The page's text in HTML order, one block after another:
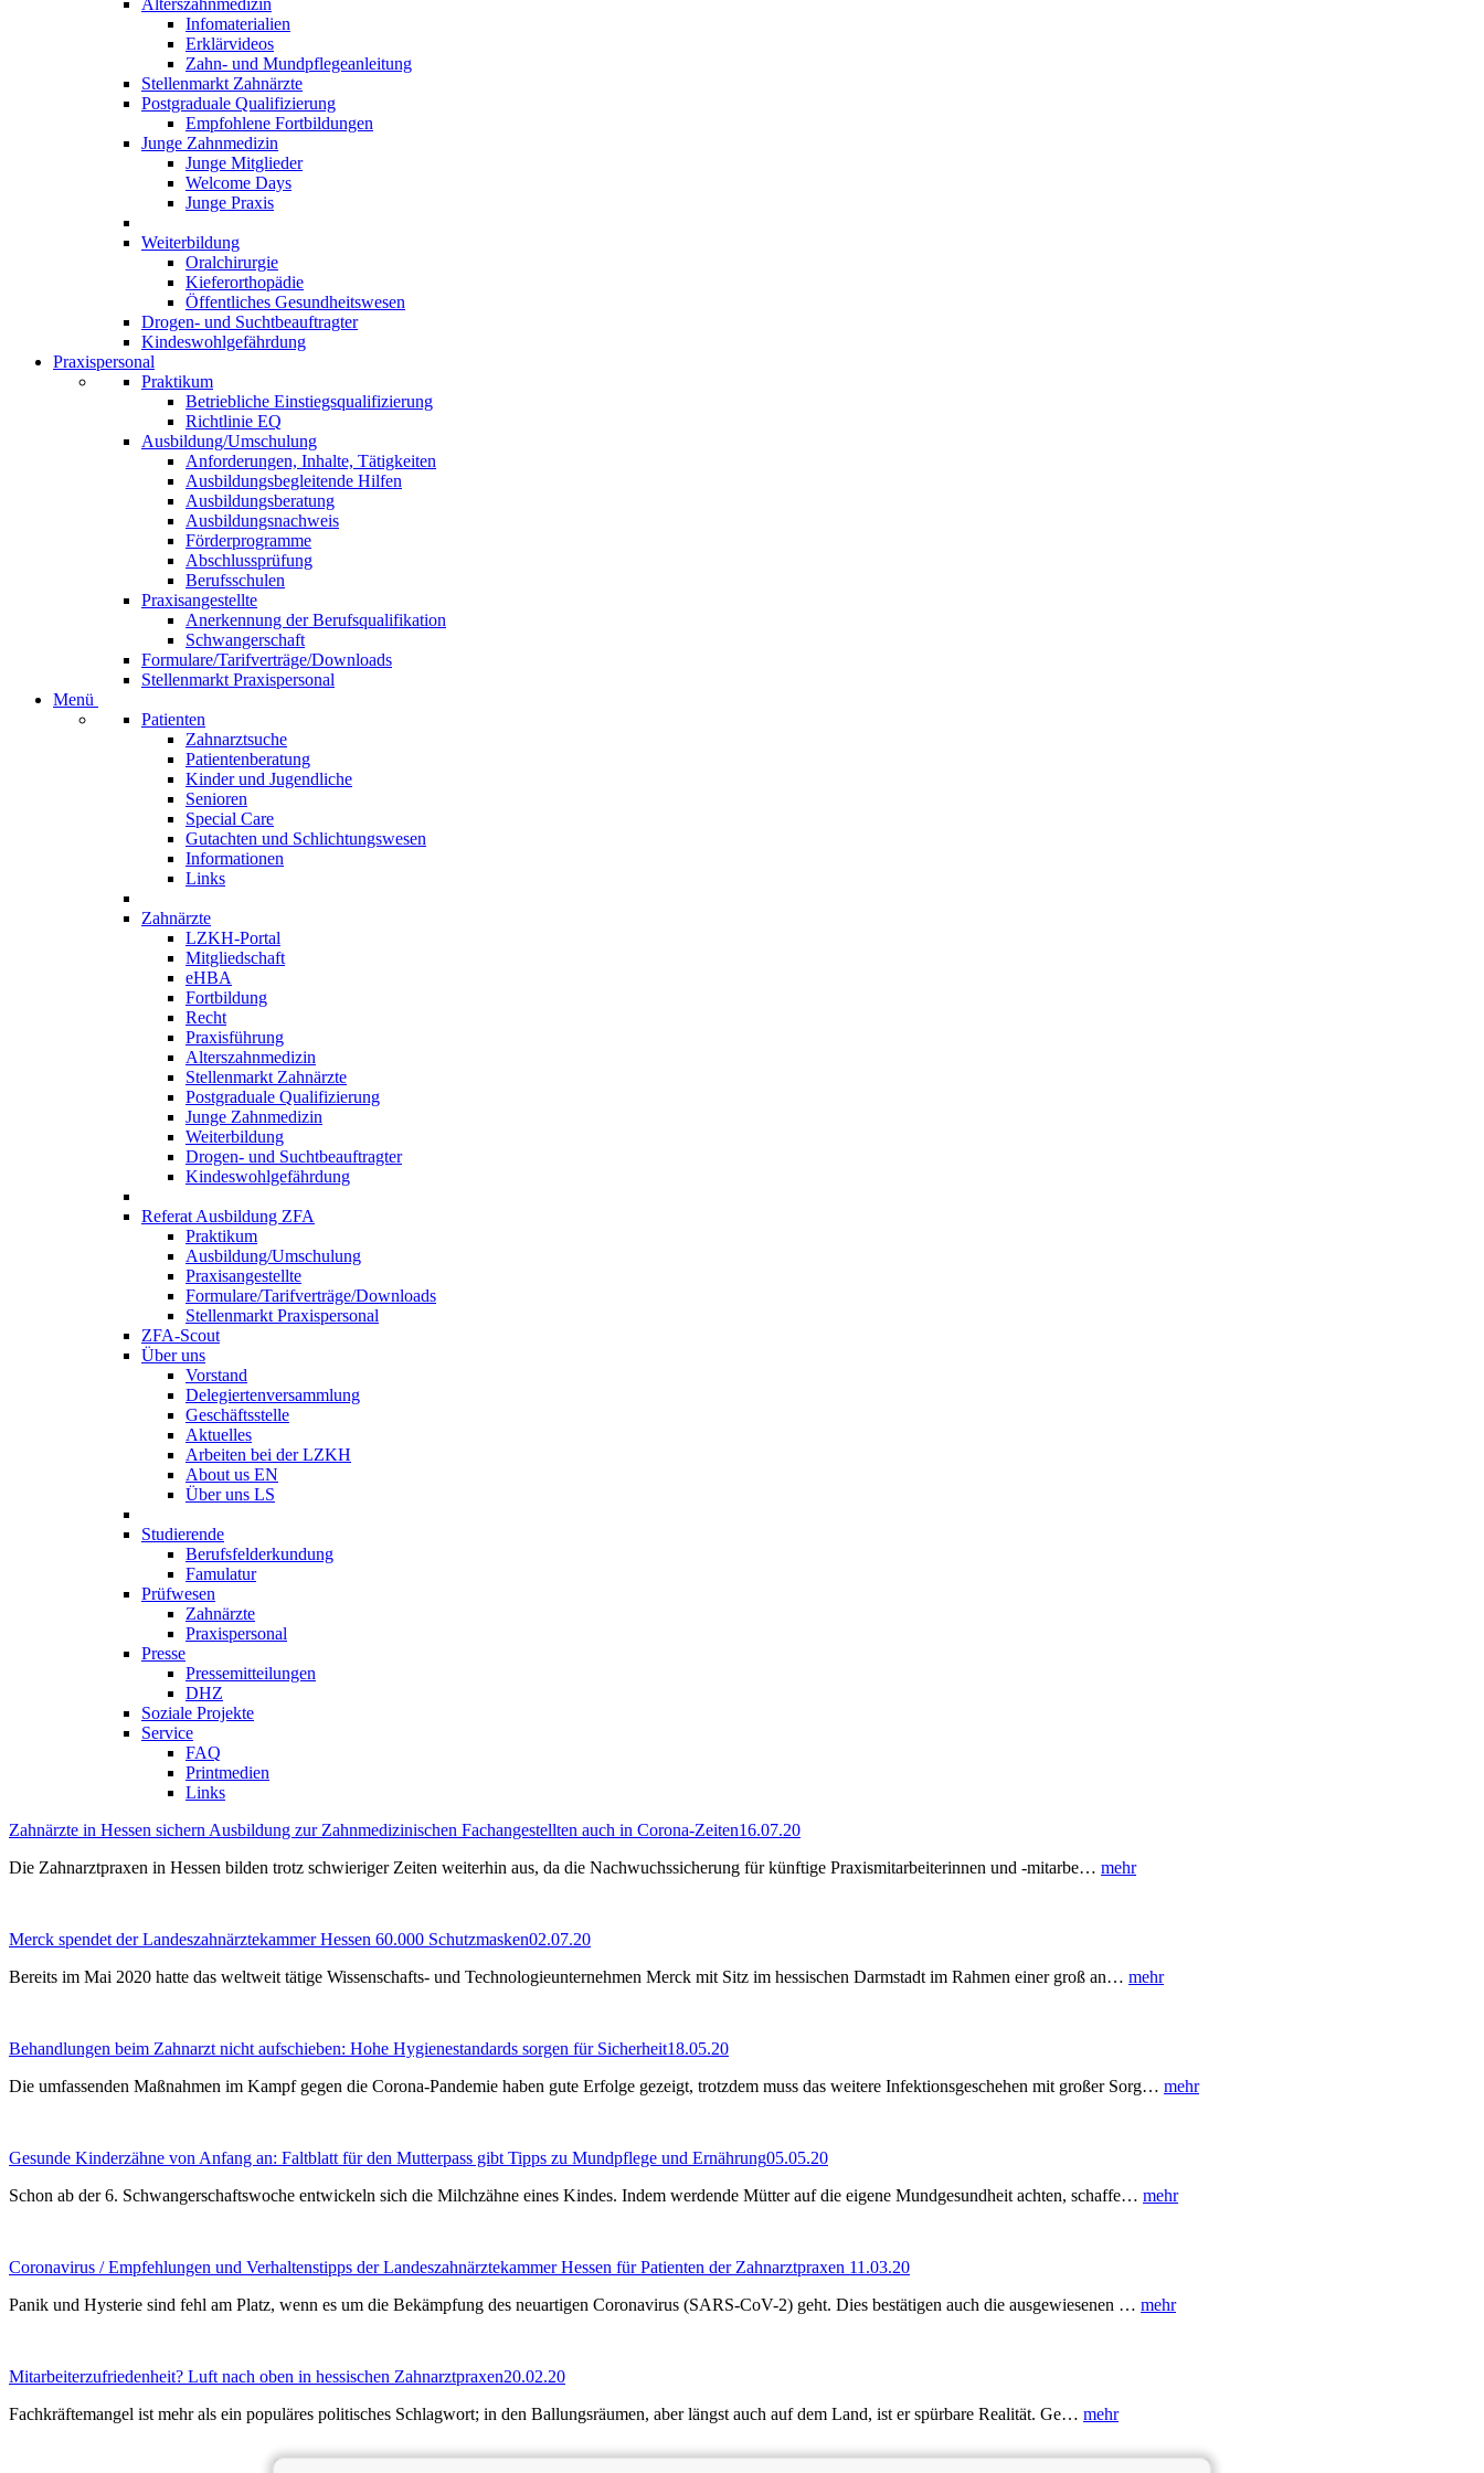
Infomaterialien
Erklärvideos
Zahn- und Mundpflegeanleitung
Stellenmarkt Zahnärzte
Postgraduale Qualifizierung
Empfohlene Fortbildungen
Junge Zahnmedizin
Junge Mitglieder
Welcome Days
Junge Praxis
Weiterbildung
Oralchirurgie
Kieferorthopädie
Öffentliches Gesundheitswesen
Drogen- und Suchtbeauftragter
Kindeswohlgefährdung
Praxispersonal
Praktikum
Betriebliche Einstiegsqualifizierung
Richtlinie EQ
Ausbildung/Umschulung
Anforderungen, Inhalte, Tätigkeiten
Ausbildungsbegleitende Hilfen
Ausbildungsberatung
Ausbildungsnachweis
Förderprogramme
Abschlussprüfung
Berufsschulen
Praxisangestellte
Anerkennung der Berufsqualifikation
Schwangerschaft
Formulare/Tarifverträge/Downloads
Stellenmarkt Praxispersonal
Menü
Patienten
Zahnarztsuche
Patientenberatung
Kinder und Jugendliche
Senioren
Special Care
Gutachten und Schlichtungswesen
Informationen
Links
Zahnärzte
LZKH-Portal
Mitgliedschaft
eHBA
Fortbildung
Recht
Praxisführung
Alterszahnmedizin
Stellenmarkt Zahnärzte
Postgraduale Qualifizierung
Junge Zahnmedizin
Weiterbildung
Drogen- und Suchtbeauftragter
Kindeswohlgefährdung
Referat Ausbildung ZFA
Praktikum
Ausbildung/Umschulung
Praxisangestellte
Formulare/Tarifverträge/Downloads
Stellenmarkt Praxispersonal
ZFA-Scout
Über uns
Vorstand
Delegiertenversammlung
Geschäftsstelle
Aktuelles
Arbeiten bei der LZKH
About us EN
Über uns LS
Studierende
Berufsfelderkundung
Famulatur
Prüfwesen
Zahnärzte
Praxispersonal
Presse
Pressemitteilungen
DHZ
Soziale Projekte
Service
FAQ
Printmedien
Links
Zahnärzte in Hessen sichern Ausbildung zur Zahnmedizinischen Fachangestellten auch in Corona-Zeiten16.07.20
Die Zahnarztpraxen in Hessen bilden trotz schwieriger Zeiten weiterhin aus, da die Nachwuchssicherung für künftige Praxismitarbeiterinnen und -mitarbe… mehr
Merck spendet der Landeszahnärztekammer Hessen 60.000 Schutzmasken02.07.20
Bereits im Mai 2020 hatte das weltweit tätige Wissenschafts- und Technologieunternehmen Merck mit Sitz im hessischen Darmstadt im Rahmen einer groß an… mehr
Behandlungen beim Zahnarzt nicht aufschieben: Hohe Hygienestandards sorgen für Sicherheit18.05.20
Die umfassenden Maßnahmen im Kampf gegen die Corona-Pandemie haben gute Erfolge gezeigt, trotzdem muss das weitere Infektionsgeschehen mit großer Sorg… mehr
Gesunde Kinderzähne von Anfang an: Faltblatt für den Mutterpass gibt Tipps zu Mundpflege und Ernährung05.05.20
Schon ab der 6. Schwangerschaftswoche entwickeln sich die Milchzähne eines Kindes. Indem werdende Mütter auf die eigene Mundgesundheit achten, schaffe… mehr
Coronavirus / Empfehlungen und Verhaltenstipps der Landeszahnärztekammer Hessen für Patienten der Zahnarztpraxen 11.03.20
Panik und Hysterie sind fehl am Platz, wenn es um die Bekämpfung des neuartigen Coronavirus (SARS-CoV-2) geht. Dies bestätigen auch die ausgewiesenen … mehr
Mitarbeiterzufriedenheit? Luft nach oben in hessischen Zahnarztpraxen20.02.20
Fachkräftemangel ist mehr als ein populäres politisches Schlagwort; in den Ballungsräumen, aber längst auch auf dem Land, ist er spürbare Realität. Ge… mehr